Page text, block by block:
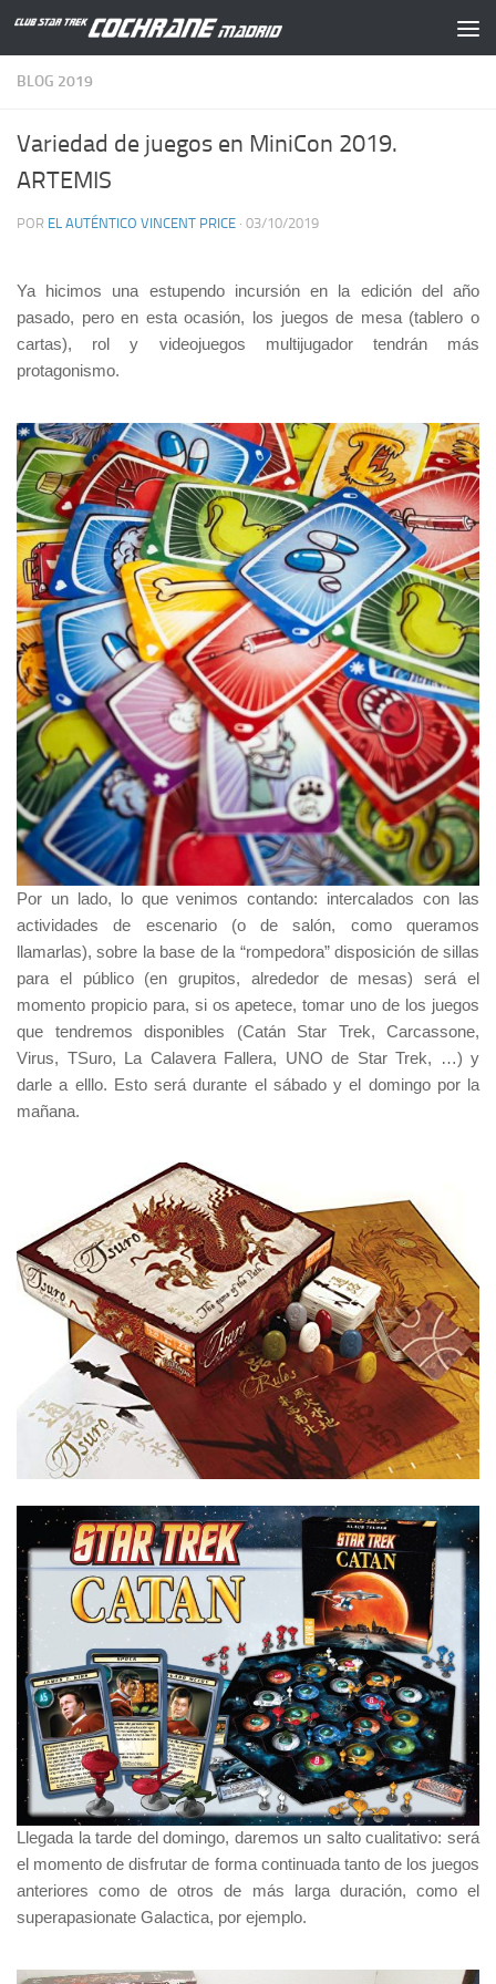
Saltar al contenido
BLOG 2019
Variedad de juegos en MiniCon 2019.
ARTEMIS
POR EL AUTÉNTICO VINCENT PRICE · 03/10/2019
Ya hicimos una estupendo incursión en la edición del año
pasado, pero en esta ocasión, los juegos de mesa (tablero o
cartas), rol y videojuegos multijugador tendrán más
protagonismo.
Por un lado, lo que venimos contando: intercalados con las
actividades de escenario (o de salón, como queramos
llamarlas), sobre la base de la “rompedora” disposición de sillas
para el público (en grupitos, alrededor de mesas) será el
momento propicio para, si os apetece, tomar uno de los juegos
que tendremos disponibles (Catán Star Trek, Carcassone,
Virus, TSuro, La Calavera Fallera, UNO de Star Trek, …) y
darle a elllo. Esto será durante el sábado y el domingo por la
mañana.
Llegada la tarde del domingo, daremos un salto cualitativo: será
el momento de disfrutar de forma continuada tanto de los juegos
anteriores como de otros de más larga duración, como el
superapasionate Galactica, por ejemplo.